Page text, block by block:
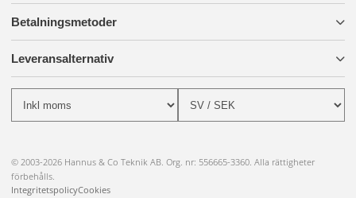
Betalningsmetoder
Leveransalternativ
© 2003-2026 Hannus & Co Teknik AB. Org. nr: 556665-3360. Alla rättigheter
förbehålls.
IntegritetspolicyCookies